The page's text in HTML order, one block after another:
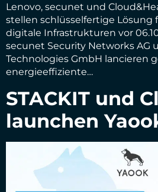
Lenovo, secunet und
stellen schlüsselfertige Lösung
digitale Infrastrukturen vor
secunet Security Networks AG
Technologies GmbH lancieren
energieeffiziente…
STACKIT und
launchen